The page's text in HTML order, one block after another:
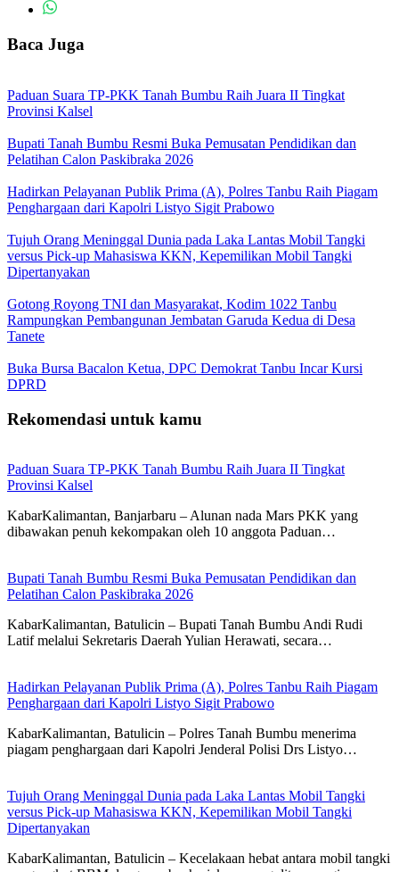
Baca Juga
Paduan Suara TP-PKK Tanah Bumbu Raih Juara II Tingkat
Provinsi Kalsel
Bupati Tanah Bumbu Resmi Buka Pemusatan Pendidikan dan
Pelatihan Calon Paskibraka 2026
Hadirkan Pelayanan Publik Prima (A), Polres Tanbu Raih Piagam
Penghargaan dari Kapolri Listyo Sigit Prabowo
Tujuh Orang Meninggal Dunia pada Laka Lantas Mobil Tangki
versus Pick-up Mahasiswa KKN, Kepemilikan Mobil Tangki
Dipertanyakan
Gotong Royong TNI dan Masyarakat, Kodim 1022 Tanbu
Rampungkan Pembangunan Jembatan Garuda Kedua di Desa
Tanete
Buka Bursa Bacalon Ketua, DPC Demokrat Tanbu Incar Kursi
DPRD
Rekomendasi untuk kamu
Paduan Suara TP-PKK Tanah Bumbu Raih Juara II Tingkat
Provinsi Kalsel
KabarKalimantan, Banjarbaru – Alunan nada Mars PKK yang
dibawakan penuh kekompakan oleh 10 anggota Paduan…
Bupati Tanah Bumbu Resmi Buka Pemusatan Pendidikan dan
Pelatihan Calon Paskibraka 2026
KabarKalimantan, Batulicin – Bupati Tanah Bumbu Andi Rudi
Latif melalui Sekretaris Daerah Yulian Herawati, secara…
Hadirkan Pelayanan Publik Prima (A), Polres Tanbu Raih Piagam
Penghargaan dari Kapolri Listyo Sigit Prabowo
KabarKalimantan, Batulicin – Polres Tanah Bumbu menerima
piagam penghargaan dari Kapolri Jenderal Polisi Drs Listyo…
Tujuh Orang Meninggal Dunia pada Laka Lantas Mobil Tangki
versus Pick-up Mahasiswa KKN, Kepemilikan Mobil Tangki
Dipertanyakan
KabarKalimantan, Batulicin – Kecelakaan hebat antara mobil tangki